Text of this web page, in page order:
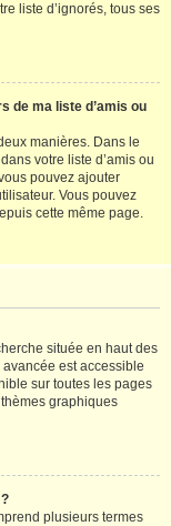
liste d’ignorés, tous ses
de ma liste d’amis ou
manières. Dans le
votre liste d’amis ou
pouvez ajouter
Vous pouvez
cette même page.
située en haut des
est accessible
sur toutes les pages
graphiques
plusieurs termes